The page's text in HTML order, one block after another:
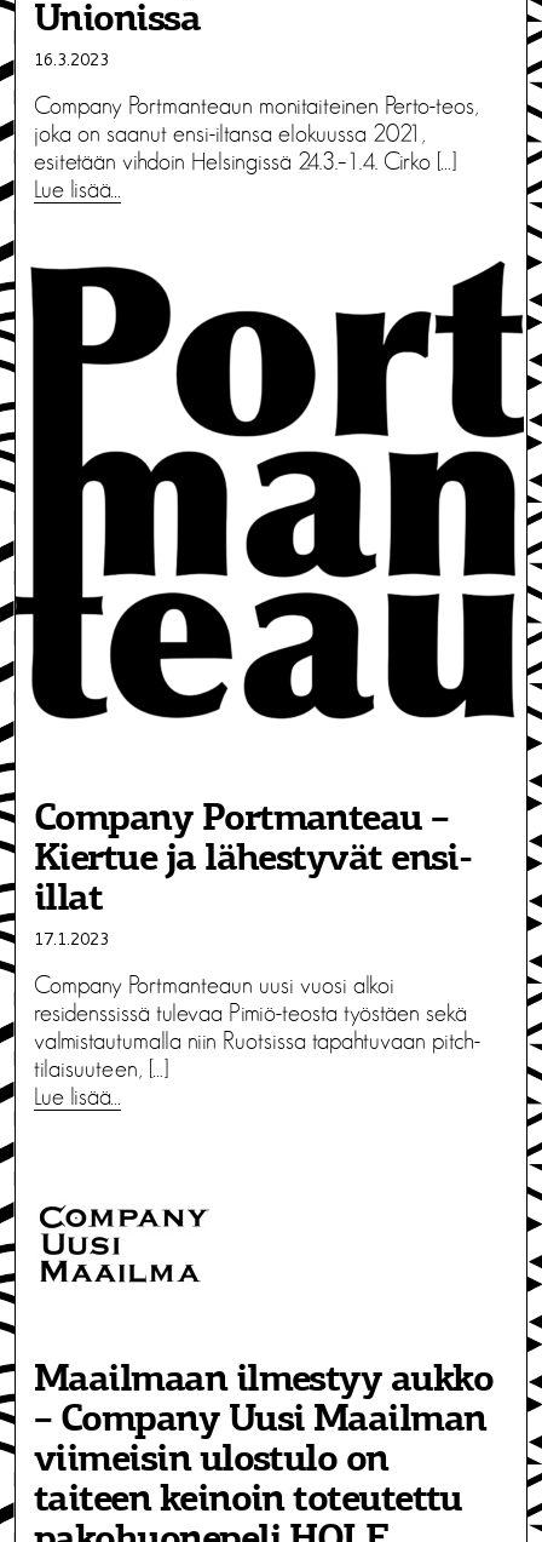
Unionissa
16.3.2023
Company Portmanteaun monitaiteinen Perto-teos,
joka on saanut ensi-iltansa elokuussa 2021,
esitetään vihdoin Helsingissä 24.3.–1.4. Cirko […]
Lue lisää…
Company Portmanteau –
Kiertue ja lähestyvät ensi-
illat
17.1.2023
Company Portmanteaun uusi vuosi alkoi
residenssissä tulevaa Pimiö-teosta työstäen sekä
valmistautumalla niin Ruotsissa tapahtuvaan pitch-
tilaisuuteen, […]
Lue lisää…
Maailmaan ilmestyy aukko
– Company Uusi Maailman
viimeisin ulostulo on
taiteen keinoin toteutettu